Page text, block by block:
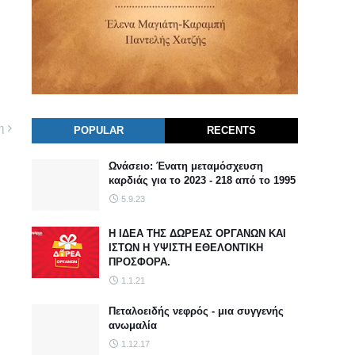
POPULAR RECENTS
Ωνάσειο: Ένατη μεταμόσχευση
καρδιάς για το 2023 - 218 από το 1995
5.9.23
Η ΙΔΕΑ ΤΗΣ ΔΩΡΕΑΣ ΟΡΓΑΝΩΝ ΚΑΙ
ΙΣΤΩΝ Η ΥΨΙΣΤΗ ΕΘΕΛΟΝΤΙΚΗ
ΠΡΟΣΦΟΡΑ.
1.1.21
Πεταλοειδής νεφρός - μια συγγενής
ανωμαλία
1.12.17